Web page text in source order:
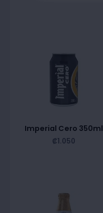
Imperial Cero 350ml
₡1.050